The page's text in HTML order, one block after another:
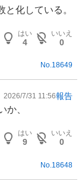
化している。
はい
4
いいえ
0
No.18649
2026/7/31 11:56報告
か、
はい
9
いいえ
0
No. 18648